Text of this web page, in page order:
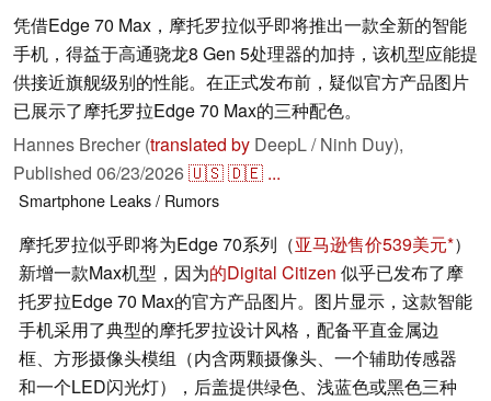
凭借Edge 70 Max，摩托罗拉似乎即将推出一款全新的智能
手机，得益于高通骁龙8 Gen 5处理器的加持，该机型应能提
供接近旗舰级别的性能。在正式发布前，疑似官方产品图片
已展示了摩托罗拉Edge 70 Max的三种配色。
Hannes Brecher (translated by DeepL / Ninh Duy),
Published 06/23/2026🇺🇸🇩🇪 ...
Smartphone Leaks / Rumors
摩托罗拉似乎即将为Edge 70系列（亚马逊售价539美元 ）
新增一款Max机型，因为的Digital Citizen 似乎已发布了摩
托罗拉Edge 70 Max的官方产品图片。图片显示，这款智能
手机采用了典型的摩托罗拉设计风格，配备平直金属边
框、方形摄像头模组（内含两颗摄像头、一个辅助传感器
和一个LED闪光灯），后盖提供绿色、浅蓝色或黑色三种